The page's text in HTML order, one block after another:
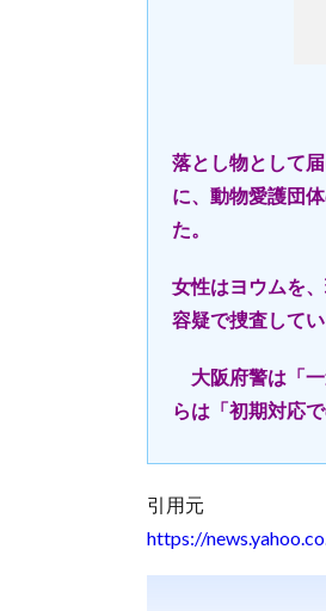
落とし物として
に、動物愛護団
た。
女性はヨウムを
容疑で捜査してい
大阪府警は「一
らは「初期対応
引用元
https://